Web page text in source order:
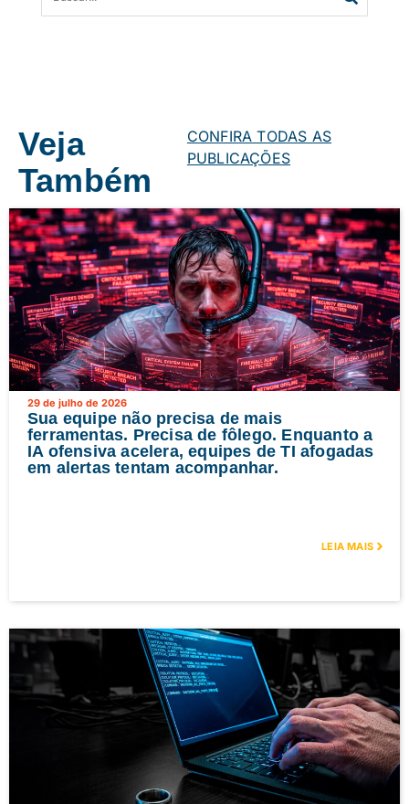
Veja
Também
CONFIRA TODAS AS
PUBLICAÇÕES
29 de julho de 2026
Sua equipe não precisa de mais
ferramentas. Precisa de fôlego. Enquanto a
IA ofensiva acelera, equipes de TI afogadas
em alertas tentam acompanhar.
LEIA MAIS